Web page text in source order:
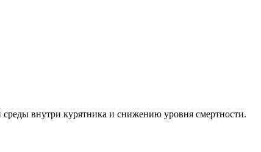
внутри курятника и снижению уровня смертности.